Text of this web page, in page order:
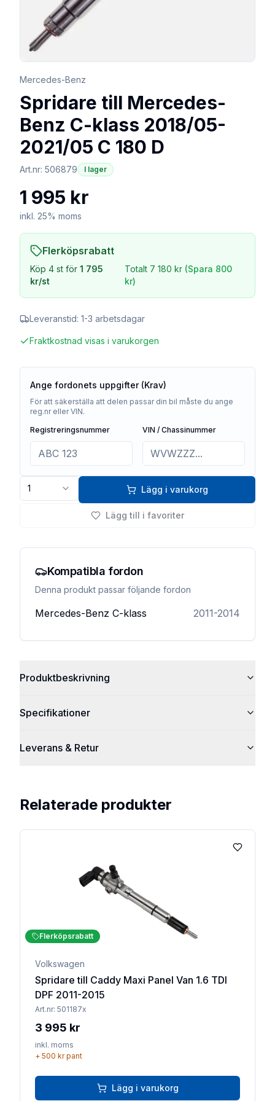
Mercedes-Benz
Spridare till Mercedes-
Benz C-klass 2018/05-
2021/05 C 180 D
Art.nr: 506879 I lager
1 995 kr
inkl. 25% moms
Flerköpsrabatt
Köp 4 st för 1 795
kr/st
Totalt 7 180 kr (Spara 800
kr)
Leveranstid: 1-3 arbetsdagar
Fraktkostnad visas i varukorgen
Ange fordonets uppgifter (Krav)
För att säkerställa att delen passar din bil måste du ange
reg.nr eller VIN.
Registreringsnummer
VIN / Chassinummer
1 Lägg i varukorg
Lägg till i favoriter
Kompatibla fordon
Denna produkt passar följande fordon
Mercedes-Benz C-klass 2011-2014
Produktbeskrivning
Specifikationer
Leverans & Retur
Relaterade produkter
Lägg till
Flerköpsrabatt
Volkswagen
Spridare till Caddy Maxi Panel Van 1.6 TDI
DPF 2011-2015
Art.nr: 501187x
3 995 kr
inkl. moms
+ 500 krpant
Lägg i varukorg